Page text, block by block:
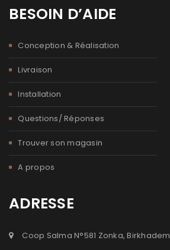
BESOIN D’AIDE
Conception & Réalisation
Livraison
Installation
Questions/ Réponses
Trouver son magasin
A propos
ADRESSE
Coop Salma N°581 Zonka, Birkhadem